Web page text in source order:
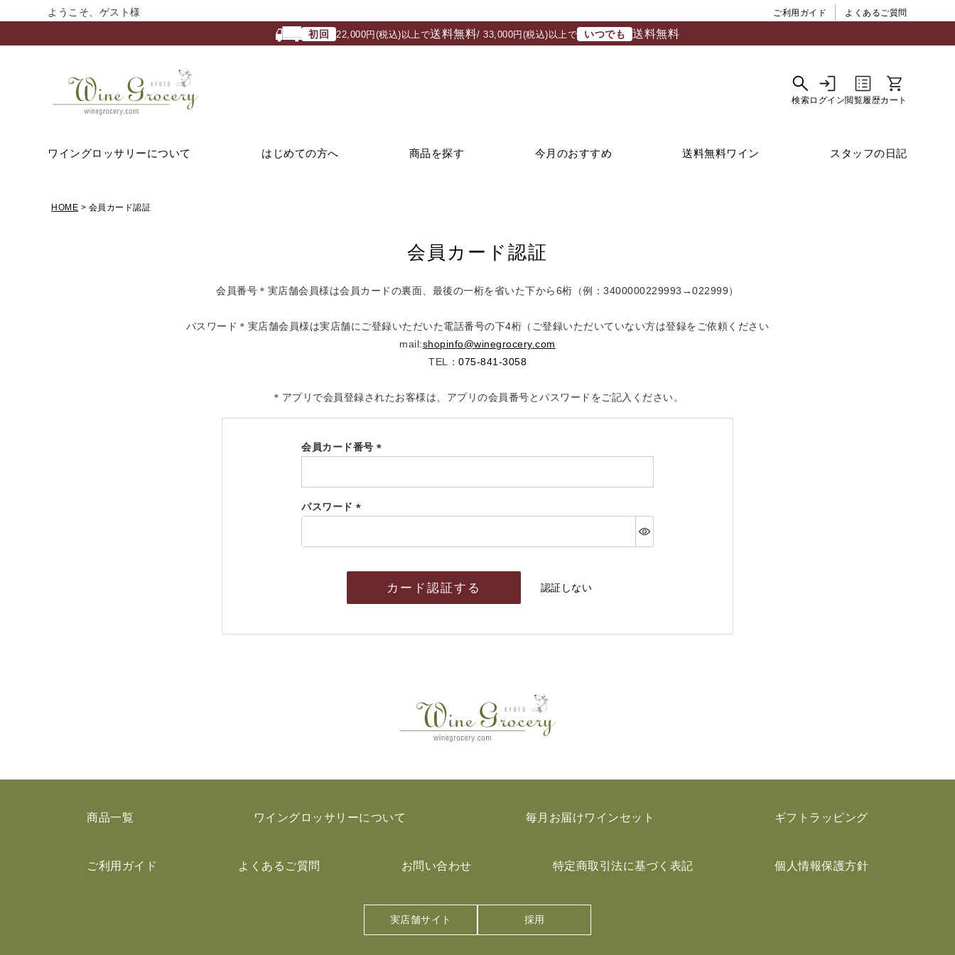
ようこそ、ゲスト様 ご利用ガイド よくあるご質問
初回 22,000円(税込)以上で送料無料/ 33,000円(税込)以上で いつでも 送料無料
ワイングロッサリーについて はじめての方へ 商品を探す 今月のおすすめ 送料無料ワイン スタッフの日記
HOME 会員カード認証
会員カード認証
会員番号＊実店舗会員様は会員カードの裏面、最後の一桁を省いた下から6桁（例：3400000229993→022999）
パスワード＊実店舗会員様は実店舗にご登録いただいた電話番号の下4桁（ご登録いただいていない方は登録をご依頼ください
mail:shopinfo@winegrocery.com
TEL： 075-841-3058
＊アプリで会員登録されたお客様は、アプリの会員番号とパスワードをご記入ください。
会員カード番号
須)
パスワード
須)
カード認証する 認証しない
商品一覧 ワイングロッサリーについて 毎月お届けワインセット ギフトラッピング
ご利用ガイド よくあるご質問 お問い合わせ 特定商取引法に基づく表記 個人情報保護方針
実店舗サイト 採用